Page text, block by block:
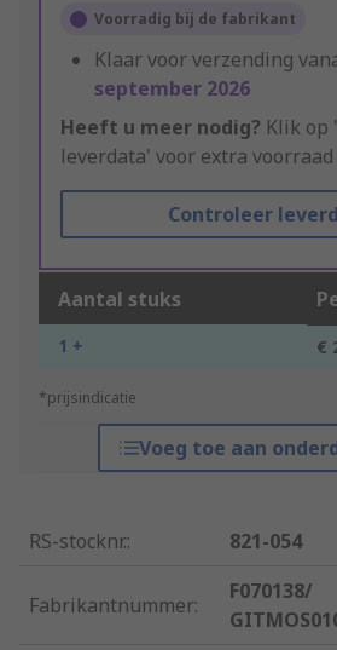
Voorradig bij de fabrikant
Klaar voor verzending
september 2026
Heeft u meer nodig? Klik op
leverdata' voor extra
Controleer
Aantal stuks
1 + €
*prijsindicatie
Voeg toe aan
RS-stocknr.: 821-054
Fabrikantnummer:
F070138/